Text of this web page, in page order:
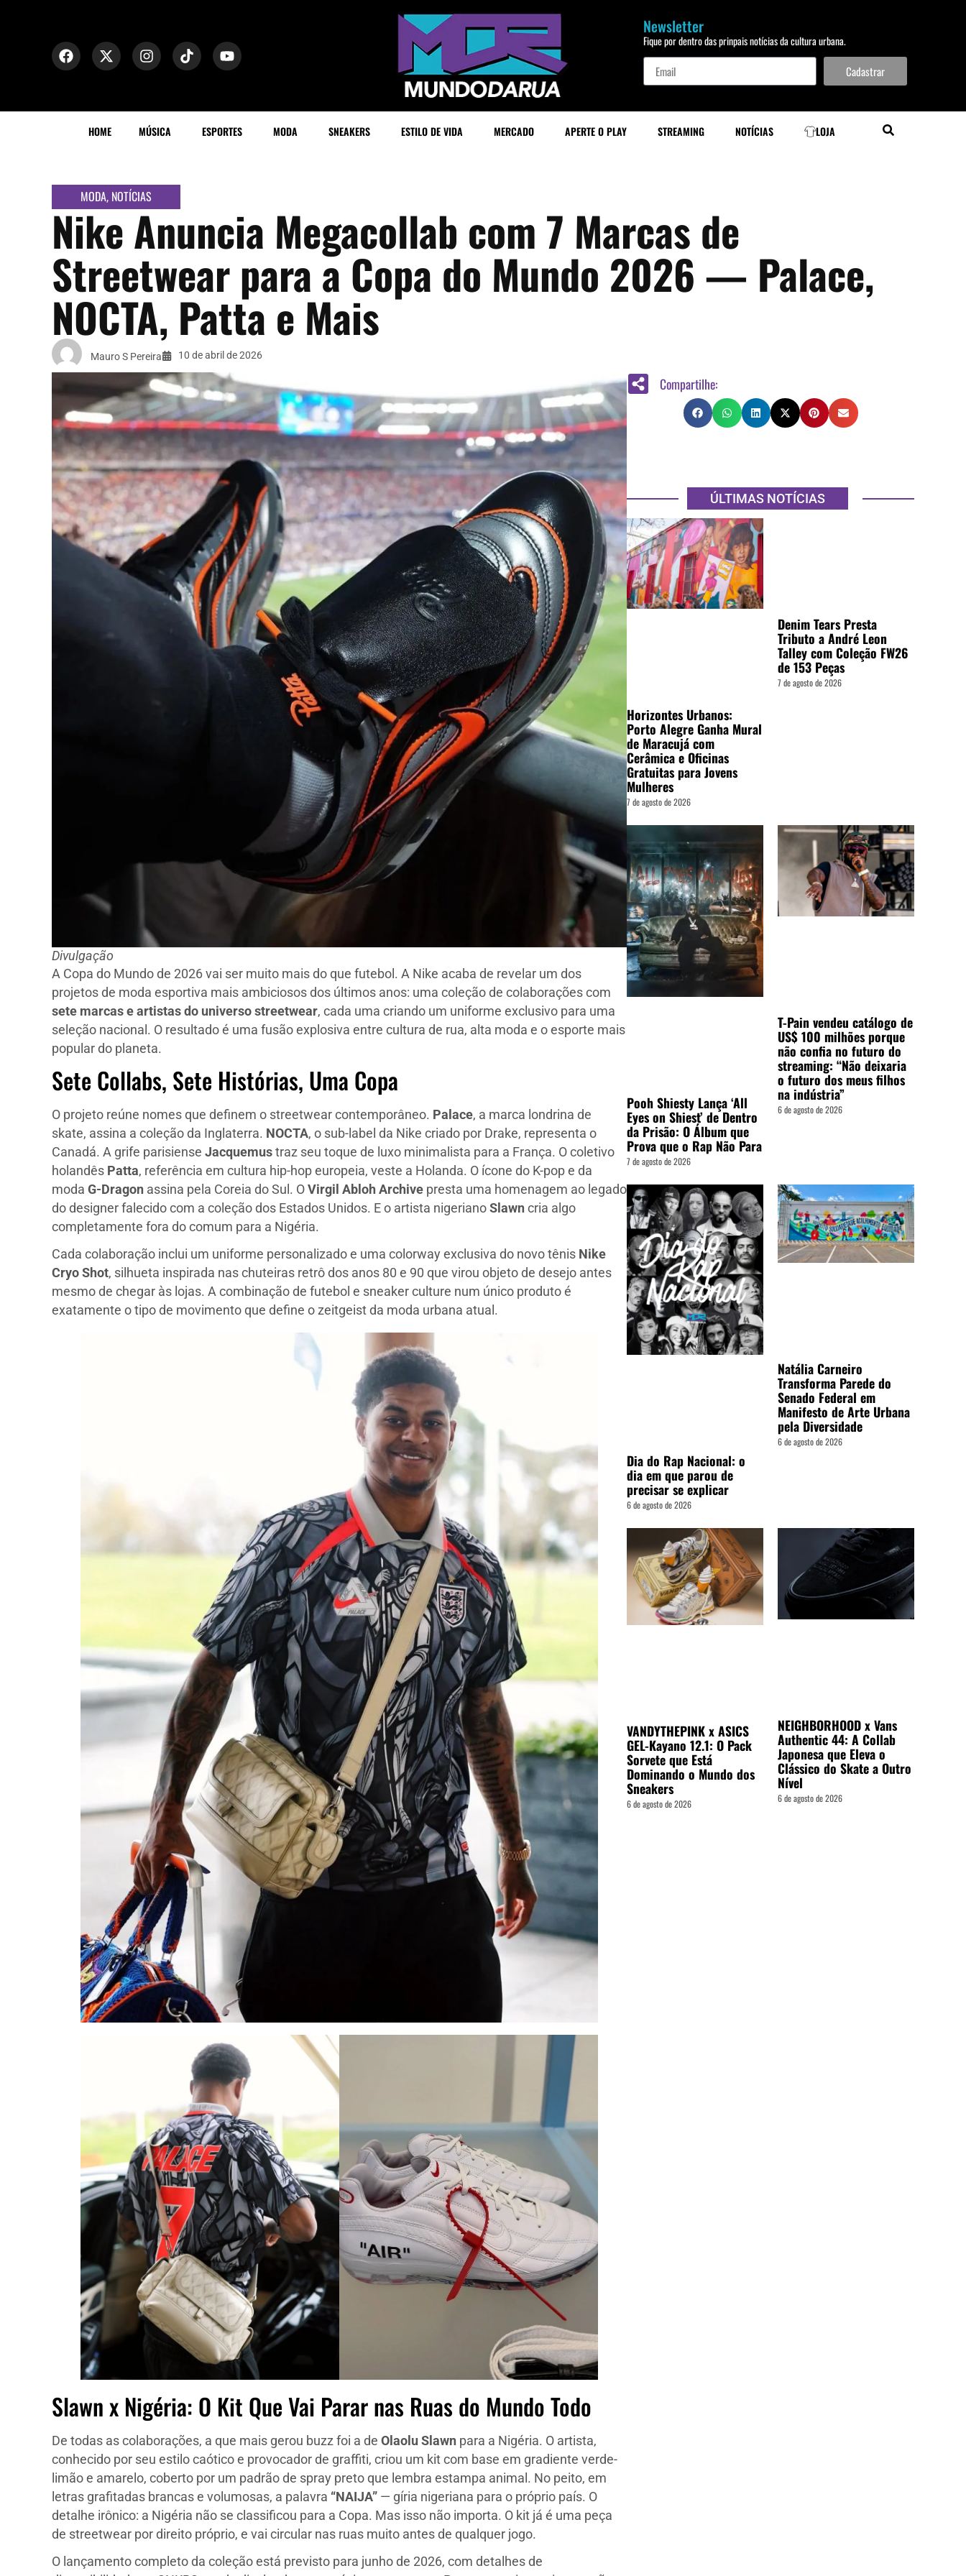
Newsletter
Fique por dentro das prinpais notícias da cultura urbana.
Cadastrar
HOME MÚSICA ESPORTES MODA SNEAKERS ESTILO DE VIDA MERCADO APERTE O PLAY STREAMING NOTÍCIAS LOJA
MODA, NOTÍCIAS
Nike Anuncia Megacollab com 7 Marcas de
Streetwear para a Copa do Mundo 2026 — Palace,
NOCTA, Patta e Mais
Mauro S Pereira 10 de abril de 2026
Divulgação
A Copa do Mundo de 2026 vai ser muito mais do que futebol. A Nike acaba de revelar um dos
projetos de moda esportiva mais ambiciosos dos últimos anos: uma coleção de colaborações com
sete marcas e artistas do universo streetwear, cada uma criando um uniforme exclusivo para uma
seleção nacional. O resultado é uma fusão explosiva entre cultura de rua, alta moda e o esporte mais
popular do planeta.
Sete Collabs, Sete Histórias, Uma Copa
O projeto reúne nomes que definem o streetwear contemporâneo. Palace, a marca londrina de
skate, assina a coleção da Inglaterra. NOCTA, o sub-label da Nike criado por Drake, representa o
Canadá. A grife parisiense Jacquemus traz seu toque de luxo minimalista para a França. O coletivo
holandês Patta, referência em cultura hip-hop europeia, veste a Holanda. O ícone do K-pop e da
moda G-Dragon assina pela Coreia do Sul. O Virgil Abloh Archive presta uma homenagem ao legado
do designer falecido com a coleção dos Estados Unidos. E o artista nigeriano Slawn cria algo
completamente fora do comum para a Nigéria.
Cada colaboração inclui um uniforme personalizado e uma colorway exclusiva do novo tênis Nike
Cryo Shot, silhueta inspirada nas chuteiras retrô dos anos 80 e 90 que virou objeto de desejo antes
mesmo de chegar às lojas. A combinação de futebol e sneaker culture num único produto é
exatamente o tipo de movimento que define o zeitgeist da moda urbana atual.
Slawn x Nigéria: O Kit Que Vai Parar nas Ruas do Mundo Todo
De todas as colaborações, a que mais gerou buzz foi a de Olaolu Slawn para a Nigéria. O artista,
conhecido por seu estilo caótico e provocador de graffiti, criou um kit com base em gradiente verde-
limão e amarelo, coberto por um padrão de spray preto que lembra estampa animal. No peito, em
letras grafitadas brancas e volumosas, a palavra “NAIJA” — gíria nigeriana para o próprio país. O
detalhe irônico: a Nigéria não se classificou para a Copa. Mas isso não importa. O kit já é uma peça
de streetwear por direito próprio, e vai circular nas ruas muito antes de qualquer jogo.
O lançamento completo da coleção está previsto para junho de 2026, com detalhes de
Compartilhe:
ÚLTIMAS NOTÍCIAS
Horizontes Urbanos:
Porto Alegre Ganha Mural
de Maracujá com
Cerâmica e Oficinas
Gratuitas para Jovens
Mulheres
7 de agosto de 2026
Denim Tears Presta
Tributo a André Leon
Talley com Coleção FW26
de 153 Peças
7 de agosto de 2026
Pooh Shiesty Lança ‘All
Eyes on Shiest’ de Dentro
da Prisão: O Álbum que
Prova que o Rap Não Para
7 de agosto de 2026
T-Pain vendeu catálogo de
US$ 100 milhões porque
não confia no futuro do
streaming: “Não deixaria
o futuro dos meus filhos
na indústria”
6 de agosto de 2026
Dia do Rap Nacional: o
dia em que parou de
precisar se explicar
6 de agosto de 2026
Natália Carneiro
Transforma Parede do
Senado Federal em
Manifesto de Arte Urbana
pela Diversidade
6 de agosto de 2026
VANDYTHEPINK x ASICS
GEL-Kayano 12.1: O Pack
Sorvete que Está
Dominando o Mundo dos
Sneakers
6 de agosto de 2026
NEIGHBORHOOD x Vans
Authentic 44: A Collab
Japonesa que Eleva o
Clássico do Skate a Outro
Nível
6 de agosto de 2026